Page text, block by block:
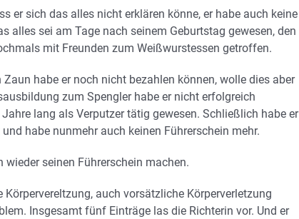
er sich das alles nicht erklären könne, er habe auch keine
alles sei am Tage nach seinem Geburtstag gewesen, den
mit Freunden zum Weißwurstessen getroffen.
habe er noch nicht bezahlen können, wolle dies aber
zum Spengler habe er nicht erfolgreich
lang als Verputzer tätig gewesen. Schließlich habe er
habe nunmehr auch keinen Führerschein mehr.
seinen Führerschein machen.
auch vorsätzliche Körperverletzung
Insgesamt fünf Einträge las die Richterin vor. Und er